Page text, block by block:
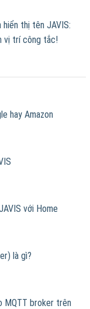
hiển thị tên JAVIS:
vị trí công tắc!
hay Amazon
với Home
là gì?
MQTT broker trên